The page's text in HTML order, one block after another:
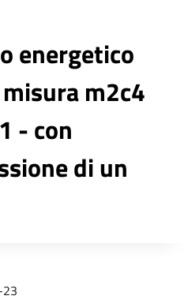
energetico
m2c4
- con
di un